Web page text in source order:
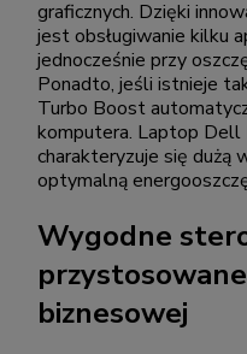
graficznych. Dzięki
jest obsługiwanie kilku
jednocześnie przy
Ponadto, jeśli istnieje
Turbo Boost
komputera. Laptop
charakteryzuje się dużą
optymalną
Wygodne
biznesowej